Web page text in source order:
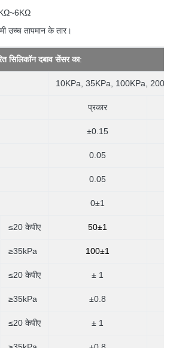
उच्च तापमान के तार।
सिलिकॉन दबाव सेंसर का:
10KPa, 35KPa, 100KPa,
प्रकार
±0.15
0.05
0.05
0±1
≤20 केपीए 50±1
≥35kPa 100±1
≤20 केपीए ± 1
≥35kPa ±0.8
≤20 केपीए ± 1